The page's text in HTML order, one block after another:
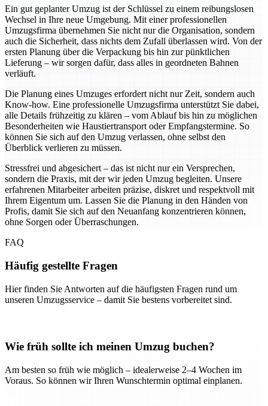
Ein gut geplanter Umzug ist der Schlüssel zu einem reibungslosen
Wechsel in Ihre neue Umgebung. Mit einer professionellen
Umzugsfirma übernehmen Sie nicht nur die Organisation, sondern
auch die Sicherheit, dass nichts dem Zufall überlassen wird. Von der
ersten Planung über die Verpackung bis hin zur pünktlichen
Lieferung – wir sorgen dafür, dass alles in geordneten Bahnen
verläuft.
Die Planung eines Umzuges erfordert nicht nur Zeit, sondern auch
Know-how. Eine professionelle Umzugsfirma unterstützt Sie dabei,
alle Details frühzeitig zu klären – vom Ablauf bis hin zu möglichen
Besonderheiten wie Haustiertransport oder Empfangstermine. So
können Sie sich auf den Umzug verlassen, ohne selbst den
Überblick verlieren zu müssen.
Stressfrei und abgesichert – das ist nicht nur ein Versprechen,
sondern die Praxis, mit der wir jeden Umzug begleiten. Unsere
erfahrenen Mitarbeiter arbeiten präzise, diskret und respektvoll mit
Ihrem Eigentum um. Lassen Sie die Planung in den Händen von
Profis, damit Sie sich auf den Neuanfang konzentrieren können,
ohne Sorgen oder Überraschungen.
FAQ
Häufig gestellte Fragen
Hier finden Sie Antworten auf die häufigsten Fragen rund um
unseren Umzugsservice – damit Sie bestens vorbereitet sind.
Wie früh sollte ich meinen Umzug buchen?
Am besten so früh wie möglich – idealerweise 2–4 Wochen im
Voraus. So können wir Ihren Wunschtermin optimal einplanen.